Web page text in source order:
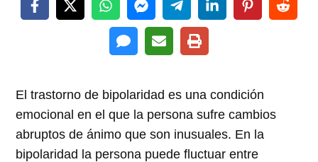
El trastorno de bipolaridad es una condición
emocional en el que la persona sufre cambios
abruptos de ánimo que son inusuales. En la
bipolaridad la persona puede fluctuar entre